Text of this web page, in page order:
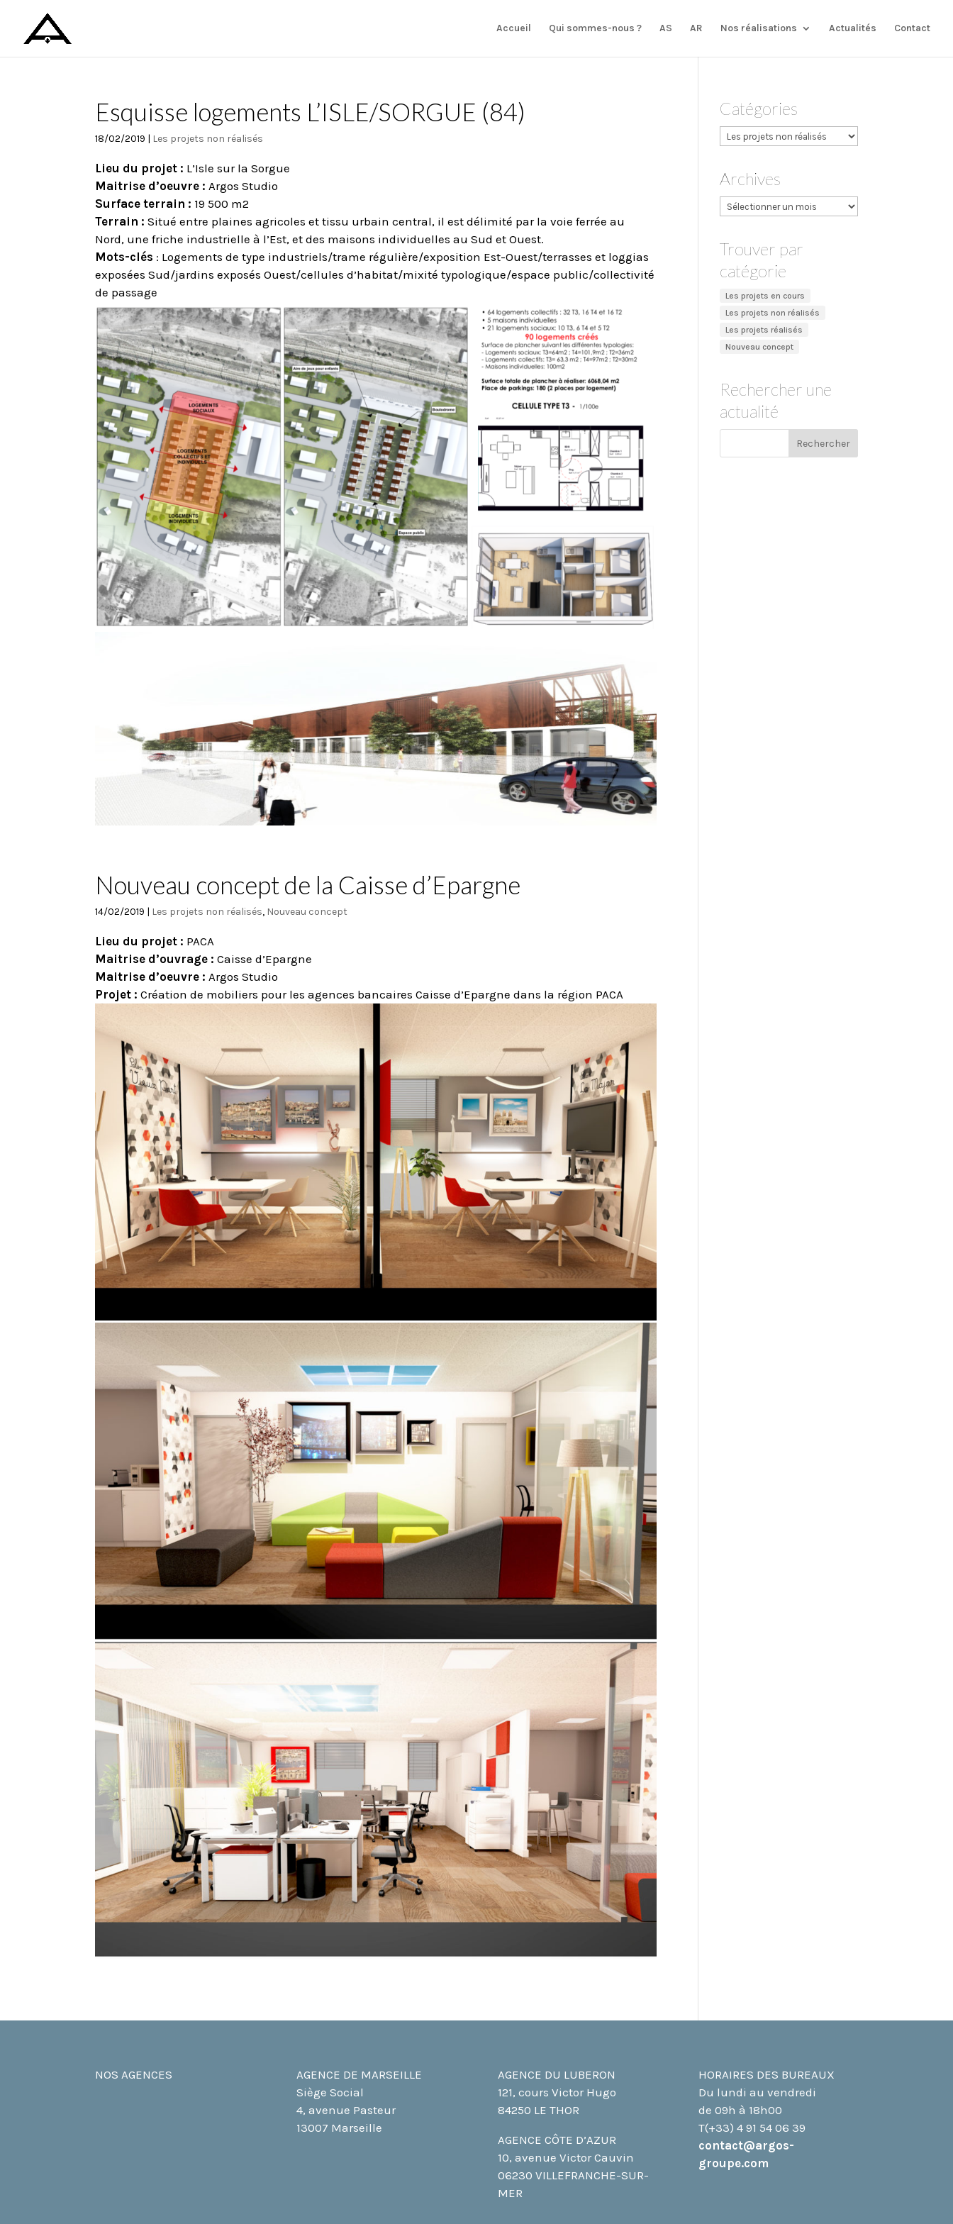
Accueil Qui sommes-nous ? AS AR Nos réalisations Actualités Contact
Esquisse logements L’ISLE/SORGUE (84)
18/02/2019 | Les projets non réalisés
Lieu du projet : L’Isle sur la Sorgue
Maitrise d’oeuvre : Argos Studio
Surface terrain : 19 500 m2
Terrain : Situé entre plaines agricoles et tissu urbain central, il est délimité par la voie ferrée au
Nord, une friche industrielle à l’Est, et des maisons individuelles au Sud et Ouest.
Mots-clés : Logements de type industriels/trame régulière/exposition Est-Ouest/terrasses et loggias
exposées Sud/jardins exposés Ouest/cellules d’habitat/mixité typologique/espace public/collectivité
de passage
Nouveau concept de la Caisse d’Epargne
14/02/2019 | Les projets non réalisés, Nouveau concept
Lieu du projet : PACA
Maitrise d’ouvrage : Caisse d’Epargne
Maitrise d’oeuvre : Argos Studio
Projet : Création de mobiliers pour les agences bancaires Caisse d’Epargne dans la région PACA
Catégories
Catégories
Archives
Archives
Trouver par
catégorie
Les projets en cours
Les projets non réalisés
Les projets réalisés
Nouveau concept
Rechercher une
actualité
NOS AGENCES
AGENCE DE MARSEILLE
Siège Social
4, avenue Pasteur
13007 Marseille
AGENCE DU LUBERON
121, cours Victor Hugo
84250 LE THOR
AGENCE CÔTE D’AZUR
10, avenue Victor Cauvin
06230 VILLEFRANCHE-SUR-
MER
HORAIRES DES BUREAUX
Du lundi au vendredi
de 09h à 18h00
T(+33) 4 91 54 06 39
contact@argos-
groupe.com